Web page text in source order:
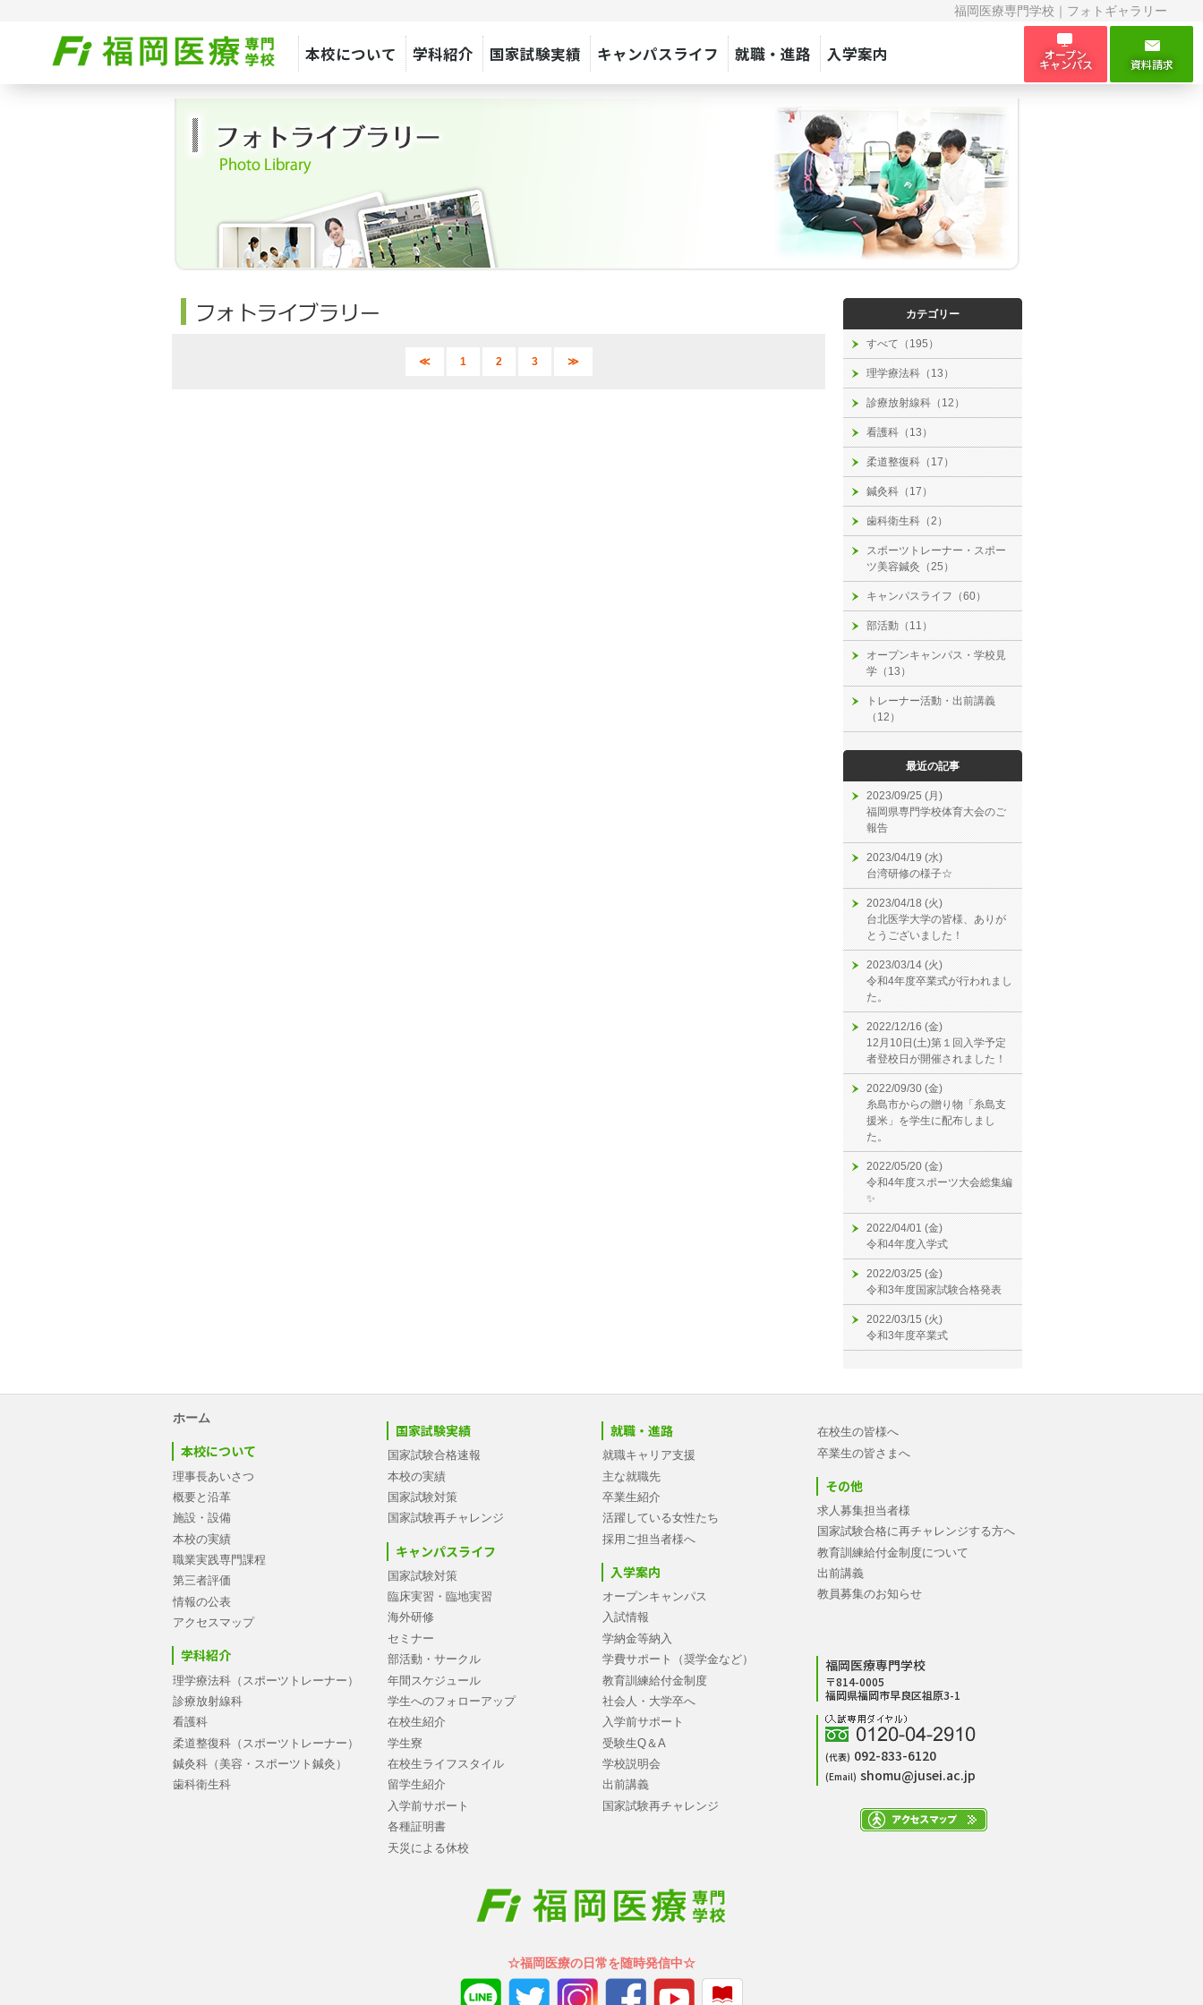
福岡医療専門学校｜フォトギャラリー
本校について 学科紹介 国家試験実績 キャンパスライフ 就職・進路 入学案内 オープン
キャンパス 資料請求
≪ 1 2 3 ≫
カテゴリー
すべて（195）
理学療法科（13）
診療放射線科（12）
看護科（13）
柔道整復科（17）
鍼灸科（17）
歯科衛生科（2）
スポーツトレーナー・スポー
ツ美容鍼灸（25）
キャンパスライフ（60）
部活動（11）
オープンキャンパス・学校見
学（13）
トレーナー活動・出前講義
（12）
最近の記事
2023/09/25 (月)
福岡県専門学校体育大会のご
報告
2023/04/19 (水)
台湾研修の様子☆
2023/04/18 (火)
台北医学大学の皆様、ありが
とうございました！
2023/03/14 (火)
令和4年度卒業式が行われまし
た。
2022/12/16 (金)
12月10日(土)第１回入学予定
者登校日が開催されました！
2022/09/30 (金)
糸島市からの贈り物「糸島支
援米」を学生に配布しまし
た。
2022/05/20 (金)
令和4年度スポーツ大会総集編
✨
2022/04/01 (金)
令和4年度入学式
2022/03/25 (金)
令和3年度国家試験合格発表
2022/03/15 (火)
令和3年度卒業式
ホーム
本校について
理事長あいさつ
概要と沿革
施設・設備
本校の実績
職業実践専門課程
第三者評価
情報の公表
アクセスマップ
学科紹介
理学療法科（スポーツトレーナー）
診療放射線科
看護科
柔道整復科（スポーツトレーナー）
鍼灸科（美容・スポーツト鍼灸）
歯科衛生科
国家試験実績
国家試験合格速報
本校の実績
国家試験対策
国家試験再チャレンジ
キャンパスライフ
国家試験対策
臨床実習・臨地実習
海外研修
セミナー
部活動・サークル
年間スケジュール
学生へのフォローアップ
在校生紹介
学生寮
在校生ライフスタイル
留学生紹介
入学前サポート
各種証明書
天災による休校
就職・進路
就職キャリア支援
主な就職先
卒業生紹介
活躍している女性たち
採用ご担当者様へ
入学案内
オープンキャンパス
入試情報
学納金等納入
学費サポート（奨学金など）
教育訓練給付金制度
社会人・大学卒へ
入学前サポート
受験生Q＆A
学校説明会
出前講義
国家試験再チャレンジ
在校生の皆様へ
卒業生の皆さまへ
その他
求人募集担当者様
国家試験合格に再チャレンジする方へ
教育訓練給付金制度について
出前講義
教員募集のお知らせ
福岡医療専門学校
〒814-0005
福岡県福岡市早良区祖原3-1
(代表) 092-833-6120
(Email) shomu@jusei.ac.jp
☆福岡医療の日常を随時発信中☆